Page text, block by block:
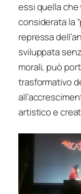
essi quella
considerata la
repressa
sviluppata
morali, può
trasformativo
artistico e